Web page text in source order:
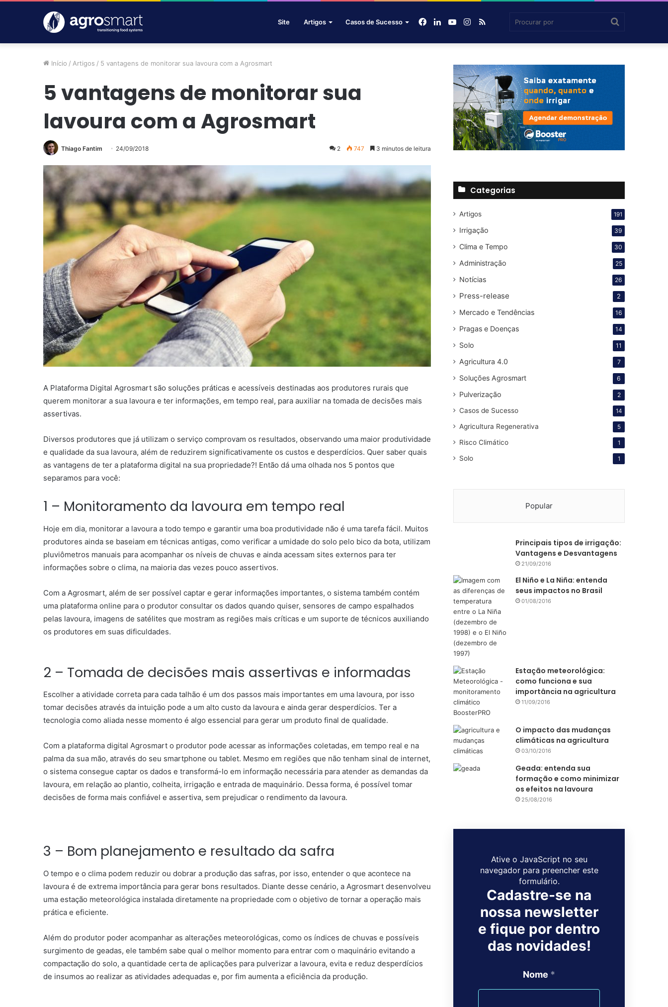
Site Artigos Casos de Sucesso
por
Agrosmart
RSS
Instagram
YouTube
Linkedin
Facebook
Início / Artigos / 5 vantagens de monitorar sua lavoura com a Agrosmart
5 vantagens de monitorar sua
lavoura com a Agrosmart
Thiago Fantim 24/09/2018 2 747 3 minutos de leitura
A Plataforma Digital Agrosmart são soluções práticas e acessíveis destinadas aos produtores rurais que
querem monitorar a sua lavoura e ter informações, em tempo real, para auxiliar na tomada de decisões mais
assertivas.
Diversos produtores que já utilizam o serviço comprovam os resultados, observando uma maior produtividade
e qualidade da sua lavoura, além de reduzirem significativamente os custos e desperdícios. Quer saber quais
as vantagens de ter a plataforma digital na sua propriedade?! Então dá uma olhada nos 5 pontos que
separamos para você:
1 – Monitoramento da lavoura em tempo real
Hoje em dia, monitorar a lavoura a todo tempo e garantir uma boa produtividade não é uma tarefa fácil. Muitos
produtores ainda se baseiam em técnicas antigas, como verificar a umidade do solo pelo bico da bota, utilizam
pluviômetros manuais para acompanhar os níveis de chuvas e ainda acessam sites externos para ter
informações sobre o clima, na maioria das vezes pouco assertivos.
Com a Agrosmart, além de ser possível captar e gerar informações importantes, o sistema também contém
uma plataforma online para o produtor consultar os dados quando quiser, sensores de campo espalhados
pelas lavoura, imagens de satélites que mostram as regiões mais críticas e um suporte de técnicos auxiliando
os produtores em suas dificuldades.
2 – Tomada de decisões mais assertivas e informadas
Escolher a atividade correta para cada talhão é um dos passos mais importantes em uma lavoura, por isso
tomar decisões através da intuição pode a um alto custo da lavoura e ainda gerar desperdícios. Ter a
tecnologia como aliada nesse momento é algo essencial para gerar um produto final de qualidade.
Com a plataforma digital Agrosmart o produtor pode acessar as informações coletadas, em tempo real e na
palma da sua mão, através do seu smartphone ou tablet. Mesmo em regiões que não tenham sinal de internet,
o sistema consegue captar os dados e transformá-lo em informação necessária para atender as demandas da
lavoura, em relação ao plantio, colheita, irrigação e entrada de maquinário. Dessa forma, é possível tomar
decisões de forma mais confiável e assertiva, sem prejudicar o rendimento da lavoura.
3 – Bom planejamento e resultado da safra
O tempo e o clima podem reduzir ou dobrar a produção das safras, por isso, entender o que acontece na
lavoura é de extrema importância para gerar bons resultados. Diante desse cenário, a Agrosmart desenvolveu
uma estação meteorológica instalada diretamente na propriedade com o objetivo de tornar a operação mais
prática e eficiente.
Além do produtor poder acompanhar as alterações meteorológicas, como os índices de chuvas e possíveis
surgimento de geadas, ele também sabe qual o melhor momento para entrar com o maquinário evitando a
compactação do solo, a quantidade certa de aplicações para pulverizar a lavoura, evita e reduz desperdícios
de insumos ao realizar as atividades adequadas e, por fim aumenta a eficiência da produção.
Categorias
Artigos 191
Irrigação 39
Clima e Tempo 30
Administração 25
Notícias 26
Press-release 2
Mercado e Tendências 16
Pragas e Doenças 14
Solo 11
Agricultura 4.0 7
Soluções Agrosmart 6
Pulverização 2
Casos de Sucesso 14
Agricultura Regenerativa 5
Risco Climático 1
Solo 1
Popular
Principais tipos de irrigação:
Vantagens e Desvantagens
21/09/2016
El Niño e La Niña: entenda
seus impactos no Brasil
01/08/2016
Estação meteorológica:
como funciona e sua
importância na agricultura
11/09/2016
O impacto das mudanças
climáticas na agricultura
03/10/2016
Geada: entenda sua
formação e como minimizar
os efeitos na lavoura
25/08/2016
Ative o JavaScript no seu
navegador para preencher este
formulário.
Cadastre-se na
nossa newsletter
e fique por dentro
das novidades!
Nome *